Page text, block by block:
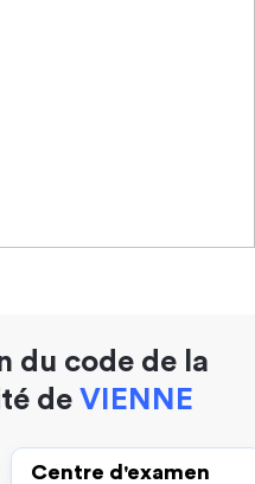
du code de la
de VIENNE
Centre d'examen